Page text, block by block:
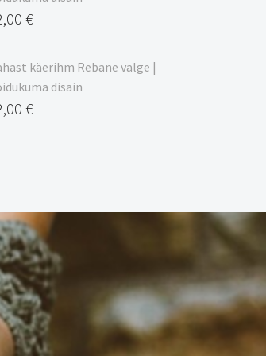
€
käerihm Rebane valge |
disain
€